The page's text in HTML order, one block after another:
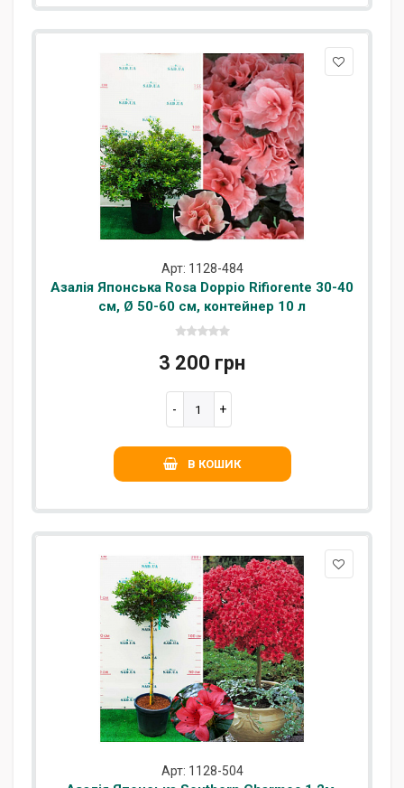
Арт: 1128-484
Азалія Японська Rosa Doppio Rifiorente 30-40
см, Ø 50-60 см, контейнер 10 л
3 200 грн
В КОШИК
Арт: 1128-504